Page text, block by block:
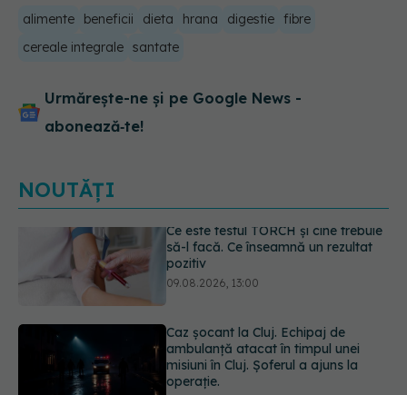
alimente beneficii dieta hrana digestie fibre
cereale integrale santate
Urmărește-ne și pe Google News -
abonează‑te!
NOUTĂȚI
Caz șocant la Cluj. Echipaj de
ambulanță atacat în timpul unei
misiuni în Cluj. Șoferul a ajuns la
Mai trebuie să numărăm caloriile ca
să slăbim? Ce se schimbă în era